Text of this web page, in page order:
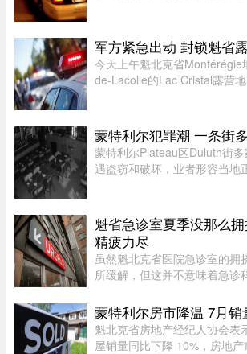
Chèvrefils表示，警员抵达现场
军方紧急出动 封锁魁省
今天上午魁北克省Montérégie
de-Lacolle的Lac Cristal露营
历史，目前对露营者没有 ...
蒙特利尔犯罪潮 一条街
蒙特利尔Plateau区Duluth街
遇盗窃和破坏，业者形容当地
过程，损失及维修费用约7000
魁省急诊室夏季没那么
精疲力尽
虽然魁北克省医院急诊室的拥
所缓解，但这并不意味着急诊
Couture 医生指出，近年来急
断加重，我们再也无法沿用“ ...
蒙特利尔房市降温 7月销
魁北克省房地产经纪人协会表
屋销量同比下降 10%，房地